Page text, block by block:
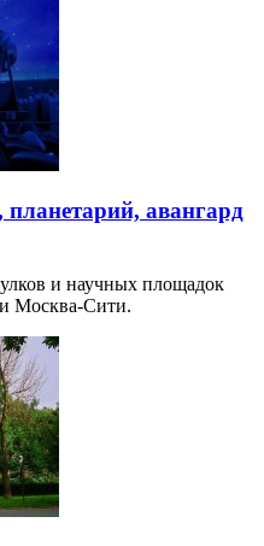
авангард
и научных площадок
Москва-Сити.